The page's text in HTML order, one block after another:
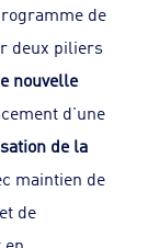
de
deux piliers
nouvelle
d’une
de la
maintien de
de